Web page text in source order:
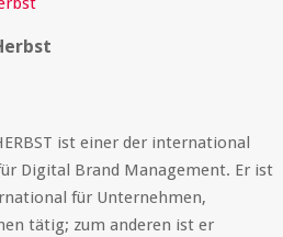
HERBST ist einer der international
Digital Brand Management. Er ist
für Unternehmen,
tätig; zum anderen ist er